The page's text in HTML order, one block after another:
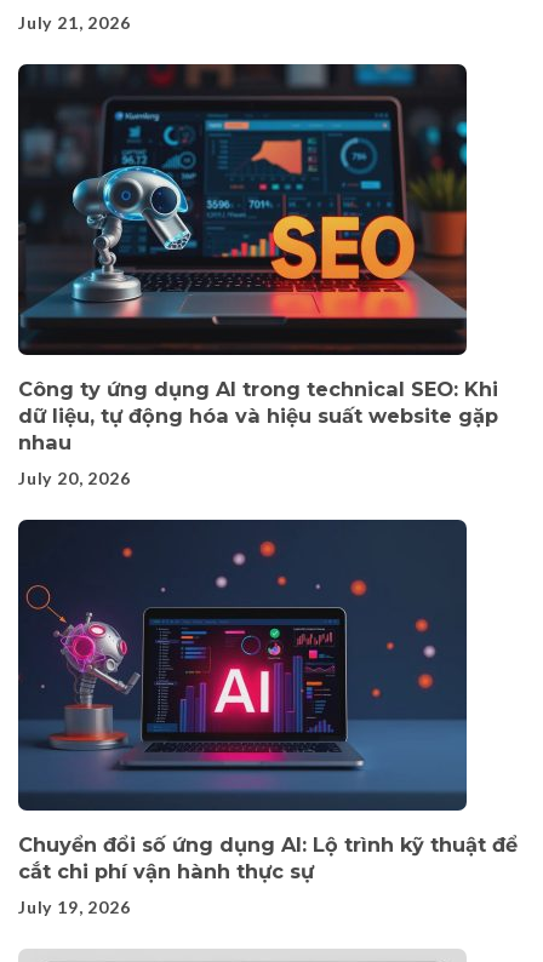
July 21, 2026
Công ty ứng dụng AI trong technical SEO: Khi
dữ liệu, tự động hóa và hiệu suất website gặp
nhau
July 20, 2026
Chuyển đổi số ứng dụng AI: Lộ trình kỹ thuật để
cắt chi phí vận hành thực sự
July 19, 2026